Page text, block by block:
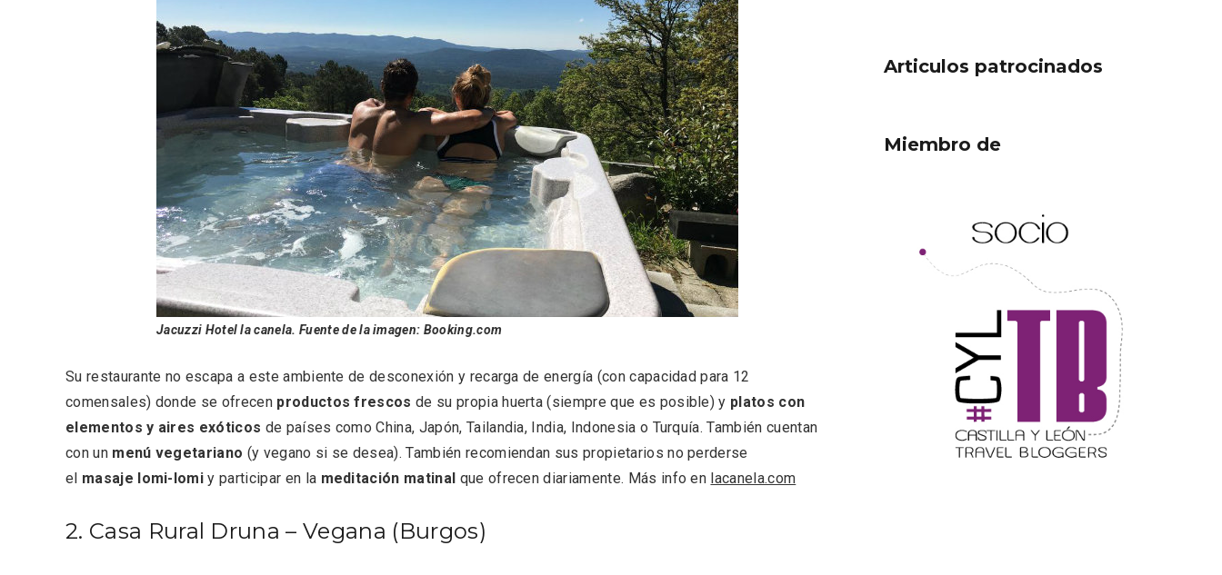
Jacuzzi Hotel la canela. Fuente de la imagen: Booking.com
Su restaurante no escapa a este ambiente de desconexión y recarga de energía (con capacidad para 12
comensales) donde se ofrecen productos frescos de su propia huerta (siempre que es posible) y platos con
elementos y aires exóticos de países como China, Japón, Tailandia, India, Indonesia o Turquía. También cuentan
con un menú vegetariano (y vegano si se desea). También recomiendan sus propietarios no perderse
el masaje lomi-lomi y participar en la meditación matinal que ofrecen diariamente. Más info en lacanela.com
2. Casa Rural Druna – Vegana (Burgos)
Articulos patrocinados
Miembro de
Semana Santa en la Ribera
del Duero 2026
Itinerarios musicales en San
Miguel del Pino 2026
En marzo, vuelve la mejor
gastronomía de la Trufa
Negra de Soria
Cigales inaugura la
musealización de los arcos
de la Iglesia de Santiago
Apóstol